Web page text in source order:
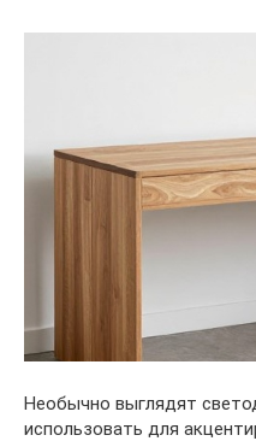
Необычно выглядят
использовать для